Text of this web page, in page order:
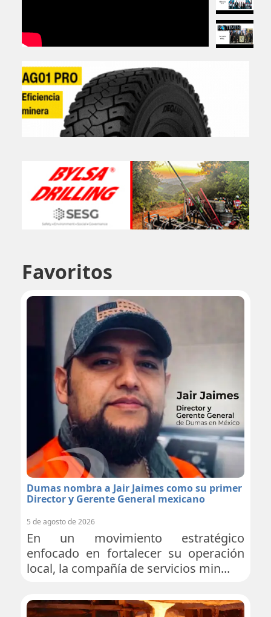
Favoritos
Dumas nombra a Jair Jaimes como su primer
Director y Gerente General mexicano
5 de agosto de 2026
En un movimiento estratégico
enfocado en fortalecer su operación
local, la compañía de servicios min...